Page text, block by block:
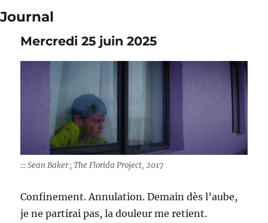
Journal
Mercredi 25 juin 2025
::: Sean Baker ; The Florida Project, 2017
Confinement. Annulation. Demain dès l’aube,
je ne partirai pas, la douleur me retient.